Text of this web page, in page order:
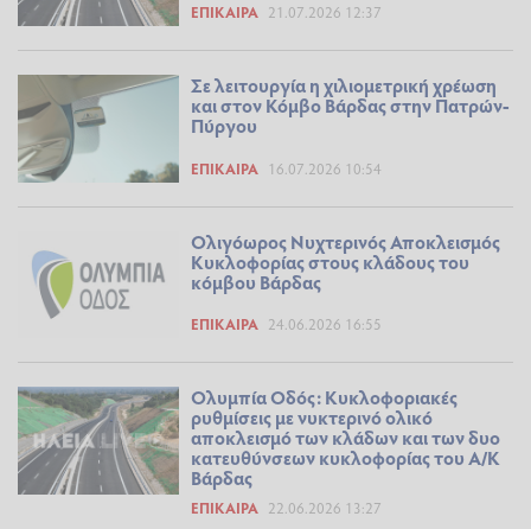
ΕΠΊΚΑΙΡΑ 21.07.2026 12:37
Σε λειτουργία η χιλιομετρική χρέωση
και στον Κόμβο Βάρδας στην Πατρών-
Πύργου
ΕΠΊΚΑΙΡΑ 16.07.2026 10:54
Ολιγόωρος Νυχτερινός Αποκλεισμός
Κυκλοφορίας στους κλάδους του
κόμβου Βάρδας
ΕΠΊΚΑΙΡΑ 24.06.2026 16:55
Ολυμπία Οδός: Κυκλοφοριακές
ρυθμίσεις με νυκτερινό ολικό
αποκλεισμό των κλάδων και των δυο
κατευθύνσεων κυκλοφορίας του Α/Κ
Βάρδας
ΕΠΊΚΑΙΡΑ 22.06.2026 13:27